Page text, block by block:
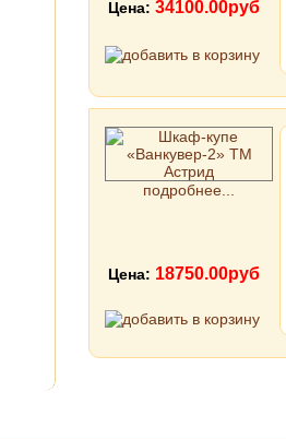
Цена: 34100.00руб
подробнее...
Цена: 18750.00руб